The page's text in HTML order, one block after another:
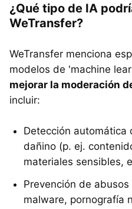
¿Qué tipo de IA
WeTransfer?
WeTransfer menciona
modelos de 'machine
mejorar la moderación
incluir:
Detección automática
dañino (p. ej.
materiales sensibles,
Prevención de
malware, pornografía